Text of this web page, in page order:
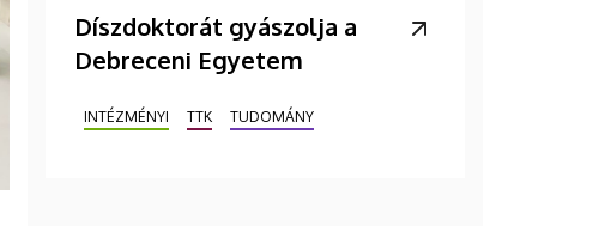
Díszdoktorát gyászolja a
Debreceni Egyetem
INTÉZMÉNYI TTK TUDOMÁNY